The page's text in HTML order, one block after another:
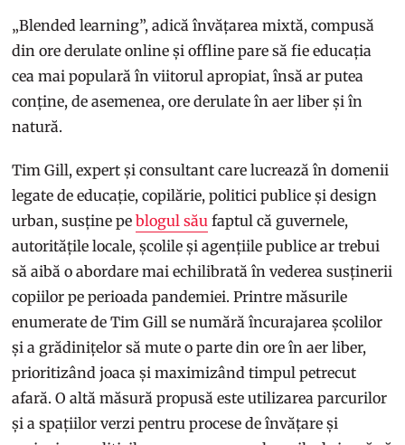
„Blended learning”, adică învățarea mixtă, compusă
din ore derulate online și offline pare să fie educația
cea mai populară în viitorul apropiat, însă ar putea
conține, de asemenea, ore derulate în aer liber și în
natură.
Tim Gill, expert și consultant care lucrează în domenii
legate de educație, copilărie, politici publice și design
urban, susține peblogul său faptul că guvernele,
autoritățile locale, școlile și agențiile publice ar trebui
să aibă o abordare mai echilibrată în vederea susținerii
copiilor pe perioada pandemiei. Printre măsurile
enumerate de Tim Gill se numără încurajarea școlilor
și a grădinițelor să mute o parte din ore în aer liber,
prioritizând joaca și maximizând timpul petrecut
afară. O altă măsură propusă este utilizarea parcurilor
și a spațiilor verzi pentru procese de învățare și